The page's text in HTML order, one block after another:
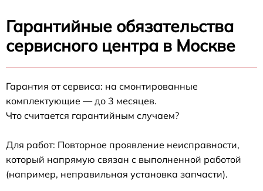
Гарантийные обязательства
сервисного центра в Москве
Гарантия от сервиса: на смонтированные
комплектующие — до 3 месяцев.
Что считается гарантийным случаем?
Для работ: Повторное проявление неисправности,
который напрямую связан с выполненной работой
(например, неправильная установка запчасти).